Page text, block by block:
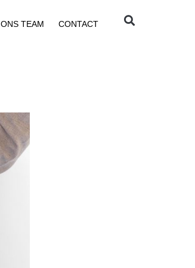
ONS TEAM CONTACT